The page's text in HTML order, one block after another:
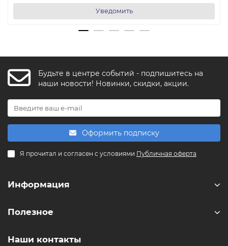
Уведомить
Будьте в центре событий - подпишитесь на
наши новости! Новинки, скидки, акции.
Оформить подписку
Я прочитал и согласен с условиями Публичная оферта
Информация
Полезное
Наши контакты
F FishkaAI
Обычно отвечаем за минуту
Чем можем помочь?